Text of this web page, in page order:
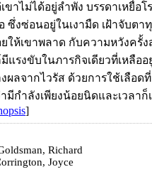
ขาไม่ได้อยู่ลำพัง บรรดาเหยื่อ
ซึ่งซ่อนอยู่ในเงามืด เฝ้าจับต
ให้เขาพลาด กับความหวังครั้
แรงขับในภารกิจเดียวที่เหลือ
ผลจากไวรัส ด้วยการใช้เลือด
มีกำลังเพียงน้อยนิดและเวลาก็
]
, Richard
, Joyce